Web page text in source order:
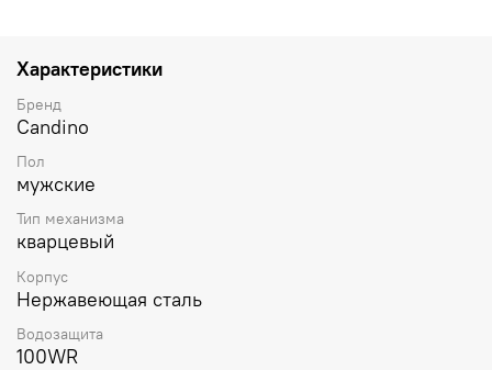
Характеристики
Бренд
Candino
Пол
мужские
Тип механизма
кварцевый
Корпус
Нержавеющая сталь
Водозащита
100WR